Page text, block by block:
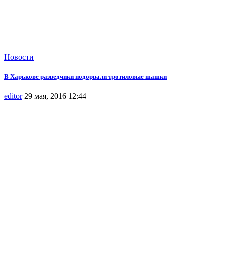
Новости
В Харькове разведчики подорвали тротиловые шашки
editor 29 мая, 2016 12:44